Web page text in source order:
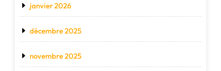
janvier 2026
décembre 2025
novembre 2025